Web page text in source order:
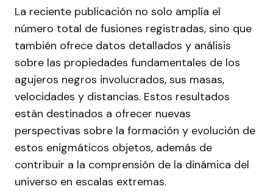
La reciente publicación no solo amplía el
número total de fusiones registradas, sino que
también ofrece datos detallados y análisis
sobre las propiedades fundamentales de los
agujeros negros involucrados, sus masas,
velocidades y distancias. Estos resultados
están destinados a ofrecer nuevas
perspectivas sobre la formación y evolución de
estos enigmáticos objetos, además de
contribuir a la comprensión de la dinámica del
universo en escalas extremas.